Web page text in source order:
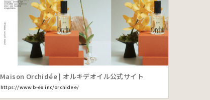
Maison Orchidée | オルキデオイル公式サイト
https://www.b-ex.inc/orchidee/